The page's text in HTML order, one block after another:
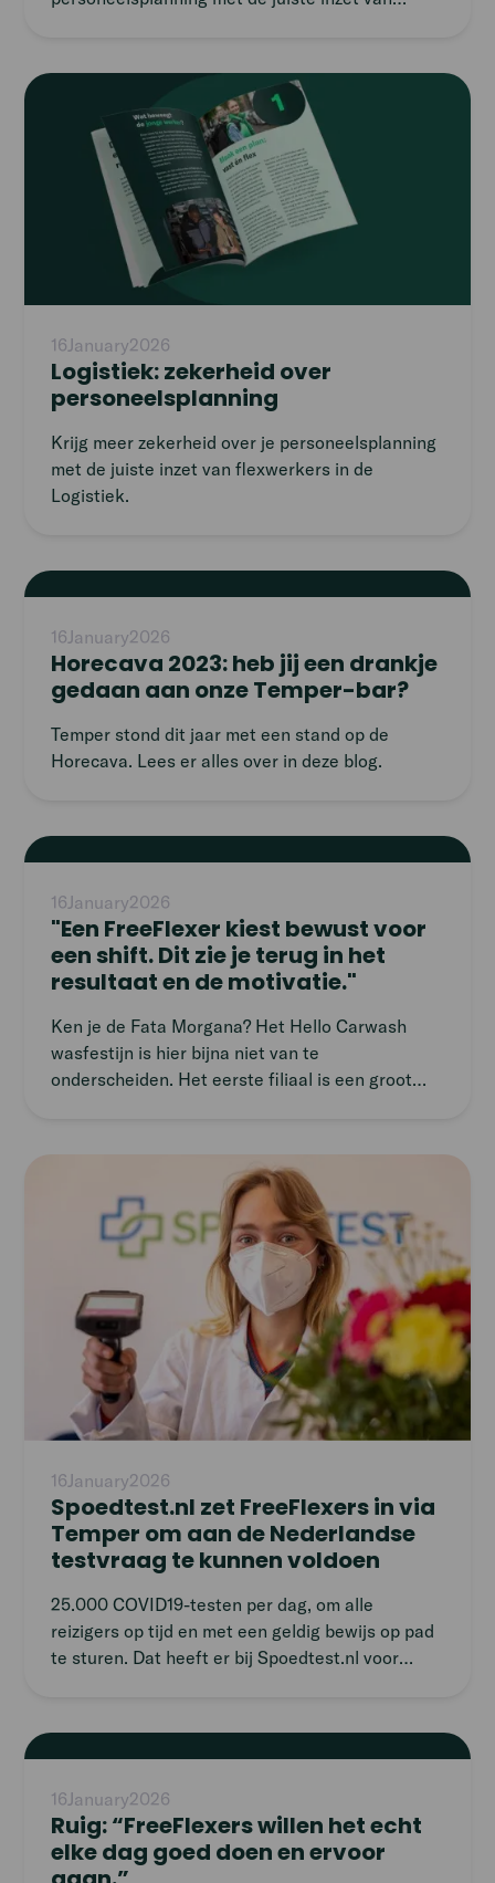
16January2026
Logistiek: zekerheid over
personeelsplanning
Krijg meer zekerheid over je personeelsplanning
met de juiste inzet van flexwerkers in de
Logistiek.
Read
16January2026
Horecava 2023: heb jij een drankje
gedaan aan onze Temper-bar?
Temper stond dit jaar met een stand op de
Horecava. Lees er alles over in deze blog.
Read
16January2026
"Een FreeFlexer kiest bewust voor
een shift. Dit zie je terug in het
resultaat en de motivatie."
Ken je de Fata Morgana? Het Hello Carwash
wasfestijn is hier bijna niet van te
onderscheiden. Het eerste filiaal is een groot
aan klanten, die terug blijven komen. Het is dan
ook niet voor niks dat de flexpool flink is
uitgebreid qua FreeFlexers, die maar al te graag
nog een klus pakken bij deze opdrachtgever. Ik
sprak Marc Verhees, bedrijfsleider bij Hello
Carwash. Hij zorgt dat het hele zaakje draaiende
blijft, letterlijk.
Read
16January2026
Spoedtest.nl zet FreeFlexers in via
Temper om aan de Nederlandse
testvraag te kunnen voldoen
25.000 COVID19-testen per dag, om alle
reizigers op tijd en met een geldig bewijs op pad
te sturen. Dat heeft er bij Spoedtest.nl voor
zij een partner gevonden waarbij er op locaties
door heel Nederland snel en efficiënt op- en
afgeschaald kan worden in flexibel personeel.
Read
16January2026
Ruig: “FreeFlexers willen het echt
elke dag goed doen en ervoor
Read